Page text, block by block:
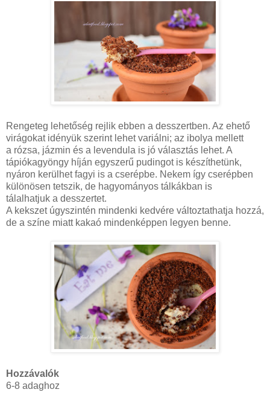
Rengeteg lehetőség rejlik ebben a desszertben. Az ehető
virágokat idényük szerint lehet variálni; az ibolya mellett
a rózsa, jázmin és a levendula is jó választás lehet. A
tápiókagyöngy híján egyszerű pudingot is készíthetünk,
nyáron kerülhet fagyi is a cserépbe. Nekem így cserépben
különösen tetszik, de hagyományos tálkákban is
tálalhatjuk a desszertet.
A kekszet úgyszintén mindenki kedvére változtathatja hozzá,
de a színe miatt kakaó mindenképpen legyen benne.
Hozzávalók
6-8 adaghoz